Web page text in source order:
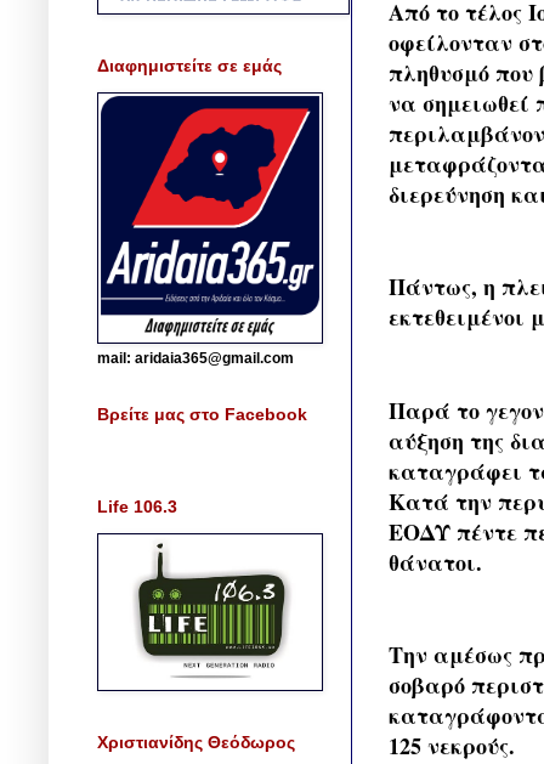
Από το τέλος
οφείλονταν
πληθυσμό που
να σημειωθεί
διερεύνηση
Πάντως, η
Παρά το
αύξηση της
καταγράφει
Κατά την
ΕΟΔΥ πέντε
θάνατοι.
Την αμέσως
σοβαρό
125 νεκρούς.
Διαφημιστείτε σε εμάς
mail: aridaia365@gmail.com
Βρείτε μας στο Facebook
Life 106.3
Χριστιανίδης Θεόδωρος